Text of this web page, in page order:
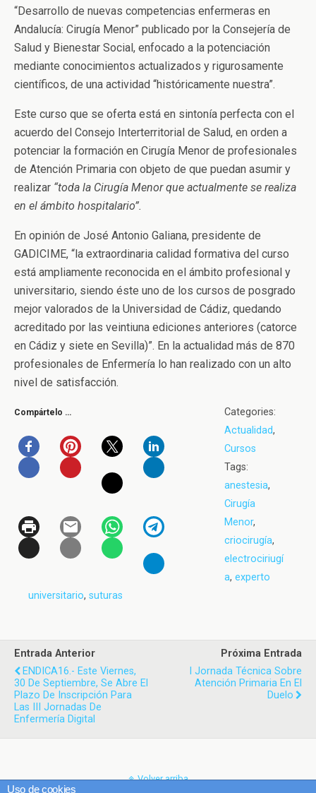
“Desarrollo de nuevas competencias enfermeras en
Andalucía: Cirugía Menor” publicado por la Consejería de
Salud y Bienestar Social, enfocado a la potenciación
mediante conocimientos actualizados y rigurosamente
científicos, de una actividad “históricamente nuestra”.
Este curso que se oferta está en sintonía perfecta con el
acuerdo del Consejo Interterritorial de Salud, en orden a
potenciar la formación en Cirugía Menor de profesionales
de Atención Primaria con objeto de que puedan asumir y
realizar “toda la Cirugía Menor que actualmente se realiza
en el ámbito hospitalario”.
En opinión de José Antonio Galiana, presidente de
GADICIME, “la extraordinaria calidad formativa del curso
está ampliamente reconocida en el ámbito profesional y
universitario, siendo éste uno de los cursos de posgrado
mejor valorados de la Universidad de Cádiz, quedando
acreditado por las veintiuna ediciones anteriores (catorce
en Cádiz y siete en Sevilla)”. En la actualidad más de 870
profesionales de Enfermería lo han realizado con un alto
nivel de satisfacción.
Compártelo …
Categories:
Actualidad,
Cursos
Tags:
anestesia,
Cirugía
Menor,
criocirugía,
electrociriugí
a, experto
universitario, suturas
Entrada Anterior
ENDICA16.- Este Viernes,
30 De Septiembre, Se Abre El
Plazo De Inscripción Para
Las III Jornadas De
Enfermería Digital
Próxima Entrada
I Jornada Técnica Sobre
Atención Primaria En El
Duelo
Volver arriba
Uso de cookies